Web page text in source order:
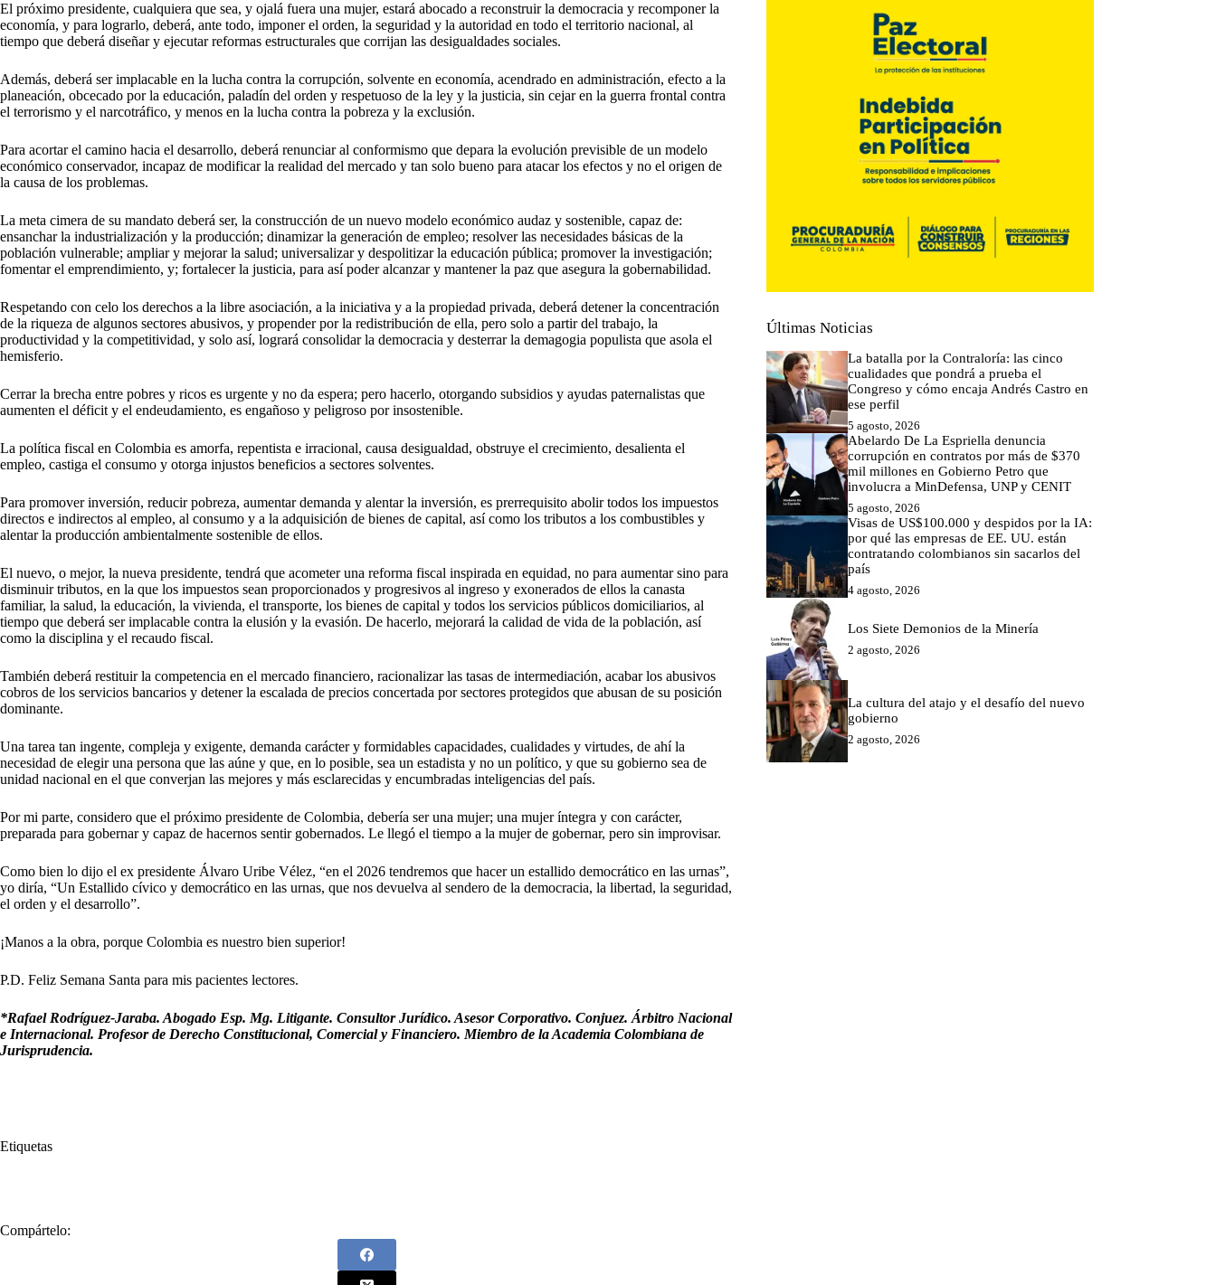
El próximo presidente, cualquiera que sea, y ojalá fuera una mujer, estará abocado a reconstruir la democracia y recomponer la
economía, y para lograrlo, deberá, ante todo, imponer el orden, la seguridad y la autoridad en todo el territorio nacional, al
tiempo que deberá diseñar y ejecutar reformas estructurales que corrijan las desigualdades sociales.
Además, deberá ser implacable en la lucha contra la corrupción, solvente en economía, acendrado en administración, efecto a la
planeación, obcecado por la educación, paladín del orden y respetuoso de la ley y la justicia, sin cejar en la guerra frontal contra
el terrorismo y el narcotráfico, y menos en la lucha contra la pobreza y la exclusión.
Para acortar el camino hacia el desarrollo, deberá renunciar al conformismo que depara la evolución previsible de un modelo
económico conservador, incapaz de modificar la realidad del mercado y tan solo bueno para atacar los efectos y no el origen de
la causa de los problemas.
La meta cimera de su mandato deberá ser, la construcción de un nuevo modelo económico audaz y sostenible, capaz de:
ensanchar la industrialización y la producción; dinamizar la generación de empleo; resolver las necesidades básicas de la
población vulnerable; ampliar y mejorar la salud; universalizar y despolitizar la educación pública; promover la investigación;
fomentar el emprendimiento, y; fortalecer la justicia, para así poder alcanzar y mantener la paz que asegura la gobernabilidad.
Respetando con celo los derechos a la libre asociación, a la iniciativa y a la propiedad privada, deberá detener la concentración
de la riqueza de algunos sectores abusivos, y propender por la redistribución de ella, pero solo a partir del trabajo, la
productividad y la competitividad, y solo así, logrará consolidar la democracia y desterrar la demagogia populista que asola el
hemisferio.
Cerrar la brecha entre pobres y ricos es urgente y no da espera; pero hacerlo, otorgando subsidios y ayudas paternalistas que
aumenten el déficit y el endeudamiento, es engañoso y peligroso por insostenible.
La política fiscal en Colombia es amorfa, repentista e irracional, causa desigualdad, obstruye el crecimiento, desalienta el
empleo, castiga el consumo y otorga injustos beneficios a sectores solventes.
Para promover inversión, reducir pobreza, aumentar demanda y alentar la inversión, es prerrequisito abolir todos los impuestos
directos e indirectos al empleo, al consumo y a la adquisición de bienes de capital, así como los tributos a los combustibles y
alentar la producción ambientalmente sostenible de ellos.
El nuevo, o mejor, la nueva presidente, tendrá que acometer una reforma fiscal inspirada en equidad, no para aumentar sino para
disminuir tributos, en la que los impuestos sean proporcionados y progresivos al ingreso y exonerados de ellos la canasta
familiar, la salud, la educación, la vivienda, el transporte, los bienes de capital y todos los servicios públicos domiciliarios, al
tiempo que deberá ser implacable contra la elusión y la evasión. De hacerlo, mejorará la calidad de vida de la población, así
como la disciplina y el recaudo fiscal.
También deberá restituir la competencia en el mercado financiero, racionalizar las tasas de intermediación, acabar los abusivos
cobros de los servicios bancarios y detener la escalada de precios concertada por sectores protegidos que abusan de su posición
dominante.
Una tarea tan ingente, compleja y exigente, demanda carácter y formidables capacidades, cualidades y virtudes, de ahí la
necesidad de elegir una persona que las aúne y que, en lo posible, sea un estadista y no un político, y que su gobierno sea de
unidad nacional en el que converjan las mejores y más esclarecidas y encumbradas inteligencias del país.
Por mi parte, considero que el próximo presidente de Colombia, debería ser una mujer; una mujer íntegra y con carácter,
preparada para gobernar y capaz de hacernos sentir gobernados. Le llegó el tiempo a la mujer de gobernar, pero sin improvisar.
Como bien lo dijo el ex presidente Álvaro Uribe Vélez, “en el 2026 tendremos que hacer un estallido democrático en las urnas”,
yo diría, “Un Estallido cívico y democrático en las urnas, que nos devuelva al sendero de la democracia, la libertad, la seguridad,
el orden y el desarrollo”.
¡Manos a la obra, porque Colombia es nuestro bien superior!
P.D. Feliz Semana Santa para mis pacientes lectores.
*Rafael Rodríguez-Jaraba. Abogado Esp. Mg. Litigante. Consultor Jurídico. Asesor Corporativo. Conjuez. Árbitro Nacional
e Internacional. Profesor de Derecho Constitucional, Comercial y Financiero. Miembro de la Academia Colombiana de
Jurisprudencia.
Etiquetas
Compártelo:
Últimas Noticias
La batalla por la Contraloría: las cinco
cualidades que pondrá a prueba el
Congreso y cómo encaja Andrés Castro en
ese perfil
5 agosto, 2026
Abelardo De La Espriella denuncia
corrupción en contratos por más de $370
mil millones en Gobierno Petro que
involucra a MinDefensa, UNP y CENIT
5 agosto, 2026
Visas de US$100.000 y despidos por la IA:
por qué las empresas de EE. UU. están
contratando colombianos sin sacarlos del
país
4 agosto, 2026
Los Siete Demonios de la Minería
2 agosto, 2026
La cultura del atajo y el desafío del nuevo
gobierno
2 agosto, 2026